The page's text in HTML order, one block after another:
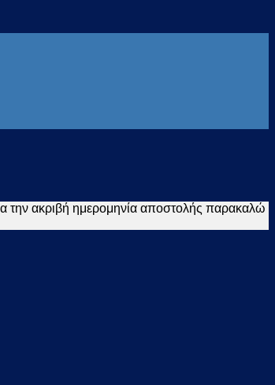
την ακριβή ημερομηνία αποστολής παρακαλώ